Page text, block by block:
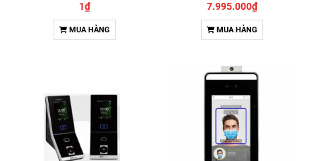
1₫
MUA HÀNG
7.995.000₫
MUA HÀNG